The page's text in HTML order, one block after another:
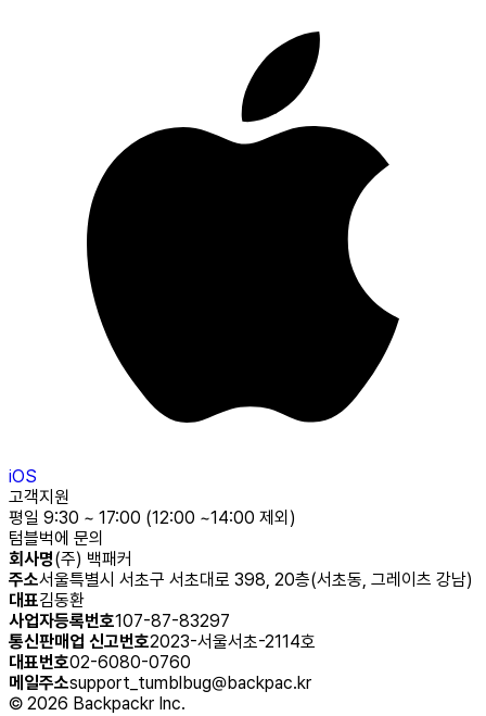
iOS
고객지원
평일 9:30 ~ 17:00 (12:00 ~14:00 제외)
텀블벅에 문의
회사명(주) 백패커
주소서울특별시 서초구 서초대로 398, 20층(서초동, 그레이츠 강남)
대표김동환
사업자등록번호107-87-83297
통신판매업 신고번호2023-서울서초-2114호
대표번호02-6080-0760
메일주소support_tumblbug@backpac.kr
© 2026 Backpackr Inc.